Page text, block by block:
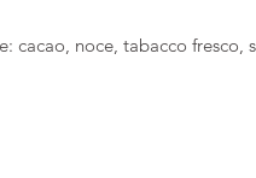
cacao, noce, tabacco fresco,